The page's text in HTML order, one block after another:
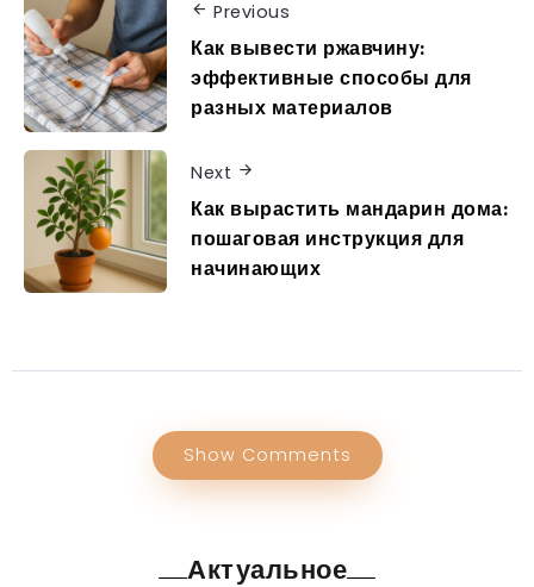
Previous
Как вывести ржавчину:
эффективные способы для
разных материалов
Next
Как вырастить мандарин дома:
пошаговая инструкция для
начинающих
Show Comments
Актуальное